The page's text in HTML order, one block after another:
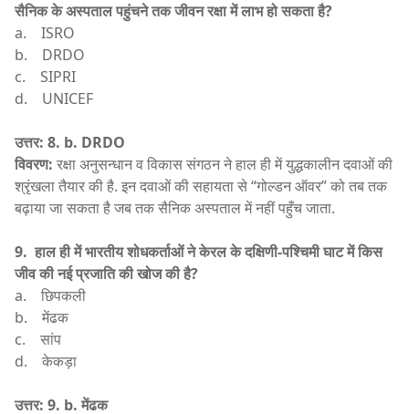
सैनिक के अस्पताल पहुंचने तक जीवन रक्षा में लाभ हो सकता है?
a. ISRO
b. DRDO
c. SIPRI
d. UNICEF
उत्तर: 8. b. DRDO
विवरण: रक्षा अनुसन्धान व विकास संगठन ने हाल ही में युद्धकालीन दवाओं की
श्रृंखला तैयार की है. इन दवाओं की सहायता से “गोल्डन ऑवर” को तब तक
बढ़ाया जा सकता है जब तक सैनिक अस्पताल में नहीं पहुँच जाता.
9. हाल ही में भारतीय शोधकर्ताओं ने केरल के दक्षिणी-पश्चिमी घाट में किस
जीव की नई प्रजाति की खोज की है?
a. छिपकली
b. मेंढक
c. सांप
d. केकड़ा
उत्तर: 9. b.मेंढक